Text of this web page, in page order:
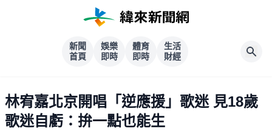
新聞
首頁
娛樂
即時
體育
即時
生活
財經
林宥嘉北京開唱「逆應援」歌迷 見18歲
歌迷自虧：拚一點也能生